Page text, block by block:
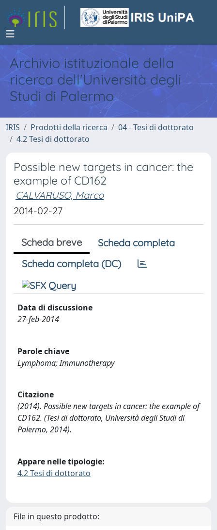
Archivio istituzionale della
ricerca dell'Università degli
Studi di Palermo
IRIS Prodotti della ricerca
04 - Tesi di dottorato
4.2 Tesi di dottorato
Possible new targets in cancer: the
example of CD162
CALVARUSO, Marco
2014-02-27
Scheda breve
Scheda completa
Scheda completa (DC)
Data di discussione
27-feb-2014
Parole chiave
Lymphoma; Immunotherapy
Citazione
(2014). Possible new targets in cancer: the example of
CD162. (Tesi di dottorato, Università degli Studi di
Palermo, 2014).
Appare nelle tipologie:
4.2 Tesi di dottorato
File in questo prodotto: